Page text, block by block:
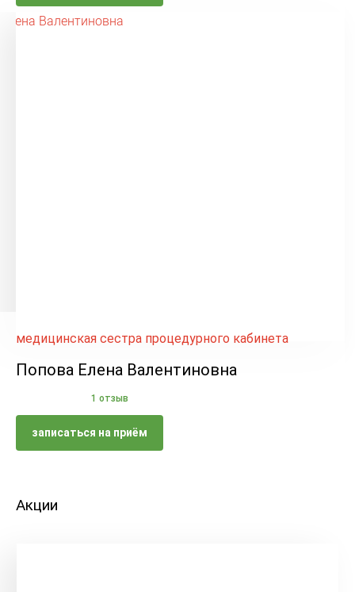
медицинская сестра процедурного кабинета
Попова Елена Валентиновна
1 отзыв
записаться на приём
Акции